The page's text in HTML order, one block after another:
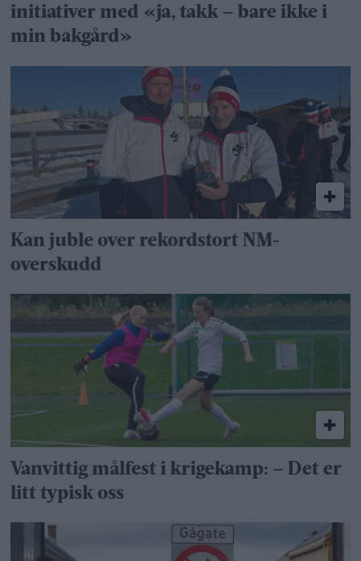
initiativer med «ja, takk – bare ikke i
min bakgård»
Kan juble over rekordstort NM-
overskudd
Vanvittig målfest i krigekamp: – Det er
litt typisk oss